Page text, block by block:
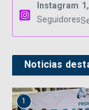
Instagram
Seguidores
Noticias
1